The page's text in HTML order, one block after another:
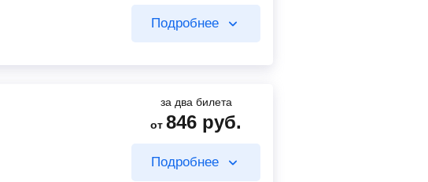
499 руб.
Подробнее
за два билета
от846 руб.
Подробнее